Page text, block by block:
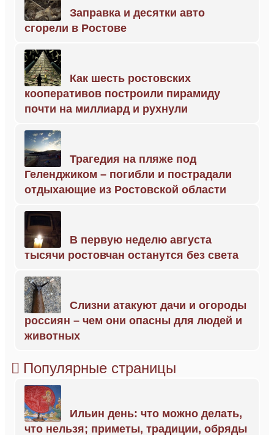
Заправка и десятки авто
сгорели в Ростове
Как шесть ростовских
кооперативов построили пирамиду
почти на миллиард и рухнули
Трагедия на пляже под
Геленджиком – погибли и пострадали
отдыхающие из Ростовской области
В первую неделю августа
тысячи ростовчан останутся без света
Слизни атакуют дачи и огороды
россиян – чем они опасны для людей и
животных
Популярные страницы
Ильин день: что можно делать,
что нельзя; приметы, традиции, обряды